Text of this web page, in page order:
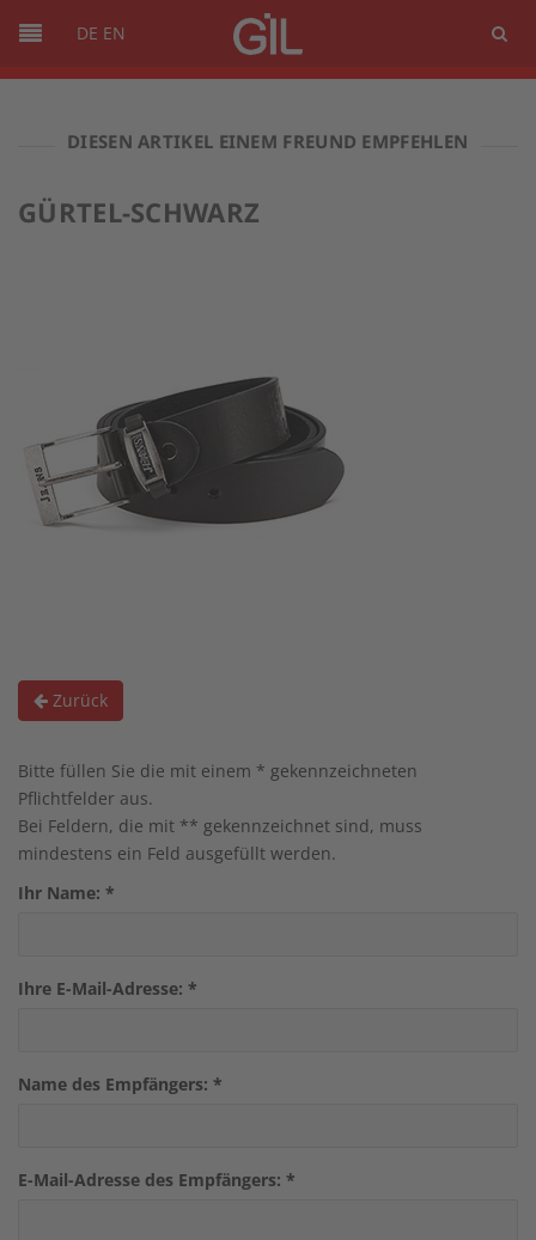
DE EN
DIESEN ARTIKEL EINEM FREUND EMPFEHLEN
GÜRTEL-SCHWARZ
Zurück
Bitte füllen Sie die mit einem * gekennzeichneten
Pflichtfelder aus.
Bei Feldern, die mit ** gekennzeichnet sind, muss
mindestens ein Feld ausgefüllt werden.
Ihr Name: *
Ihre E-Mail-Adresse: *
Name des Empfängers: *
E-Mail-Adresse des Empfängers: *